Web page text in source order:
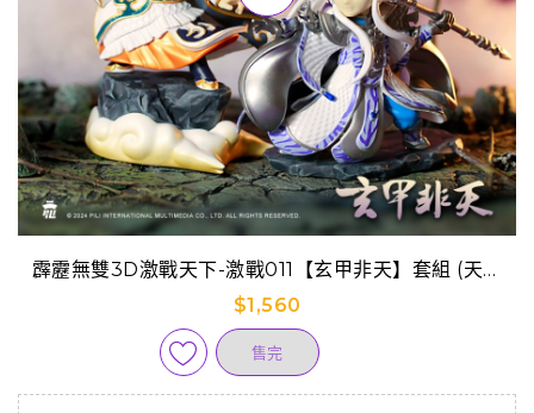
霹靂無雙3D激戰天下-激戰011【玄甲非天】套組 (天劍
非天+原無鄉)
$1,560
售完